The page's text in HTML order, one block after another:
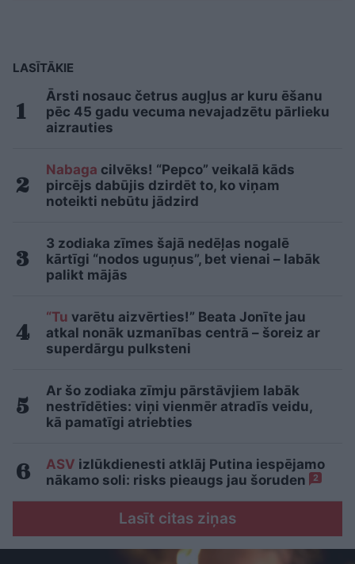
LASĪTĀKIE
Ārsti nosauc četrus augļus ar kuru ēšanu
pēc 45 gadu vecuma nevajadzētu pārlieku
aizrauties
Nabaga cilvēks! “Pepco” veikalā kāds
pircējs dabūjis dzirdēt to, ko viņam
noteikti nebūtu jādzird
3 zodiaka zīmes šajā nedēļas nogalē
kārtīgi “nodos uguņus”, bet vienai – labāk
palikt mājās
“Tu varētu aizvērties!” Beata Jonīte jau
atkal nonāk uzmanības centrā – šoreiz ar
superdārgu pulksteni
Ar šo zodiaka zīmju pārstāvjiem labāk
nestrīdēties: viņi vienmēr atradīs veidu,
kā pamatīgi atriebties
ASV izlūkdienesti atklāj Putina iespējamo
nākamo soli: risks pieaugs jau šoruden
2
Lasīt citas ziņas